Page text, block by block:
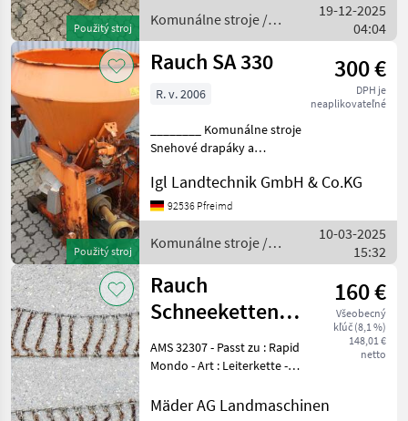
Použitý stroj
Komunálne stroje /
Rauch
19-12-2025
04:04
Použitý stroj
Rauch SA 330 300 €
DPH je
neaplikovateľné
R. v. 2006
Snehové drapáky a
Igl Landtechnik GmbH & Co.KG
92536 Pfreimd
Komunálne stroje /
Rauch
10-03-2025
15:32
Rauch
Schneeketten
4.00-8
Leiterkette
160 €
Všeobecný
kľúč (8,1 %)
148,01 €
netto
AMS 32307 - Passt zu : Rapid
Mondo - Art : Leiterkette -
Paar - Neupreis : Fr. 265.- -
Mäder AG Landmaschinen